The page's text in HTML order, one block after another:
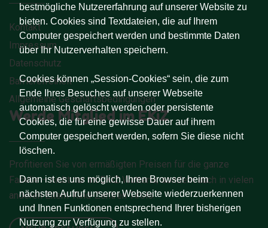
bestmögliche Nutzererfahrung auf unserer Website zu
bieten. Cookies sind Textdateien, die auf Ihrem
Computer gespeichert werden und bestimmte Daten
über Ihr Nutzerverhalten speichern.
Cookies können „Session-Cookies“ sein, die zum
Ende Ihres Besuches auf unserer Webseite
automatisch gelöscht werden oder persistente
Cookies, die für eine gewisse Dauer auf ihrem
Computer gespeichert werden, sofern Sie diese nicht
löschen.
Dann ist es uns möglich, Ihren Browser beim
nächsten Aufruf unserer Webseite wiederzuerkennen
und Ihnen Funktionen entsprechend Ihrer bisherigen
Nutzung zur Verfügung zu stellen.
Kontakt
Impressum
Datenschutz
Barrierefreiheit
Allgemeine Geschäftsbedingungen
Werde Mitglied im EKiZ
Profitieren Sie von ermäßigten Preisen für die ganze
Familie – nicht nur im EKiZ Wattens, sondern auch in vielen
anderen Eltern-Kind-Zentren Tirols.